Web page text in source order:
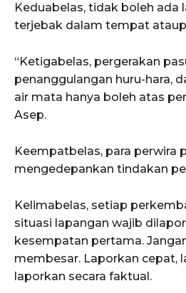
Keduabelas, tidak boleh ada
terjebak dalam tempat
“Ketigabelas, pergerakan
penanggulangan huru-hara,
air mata hanya boleh atas
Asep.
Keempatbelas, para perwira
mengedepankan tindakan
Kelimabelas, setiap
situasi lapangan wajib
kesempatan pertama.
membesar. Laporkan cepat,
laporkan secara faktual.